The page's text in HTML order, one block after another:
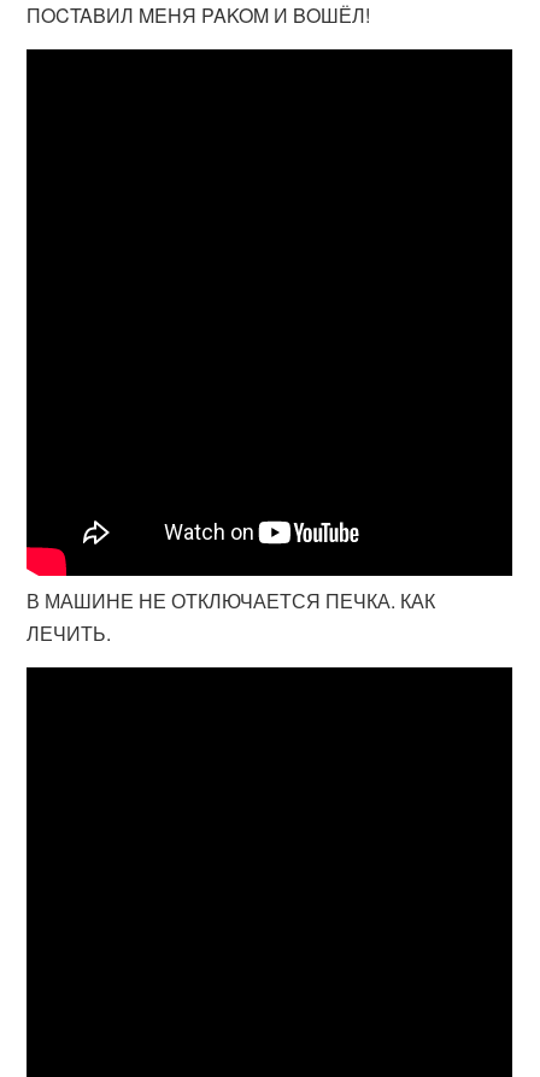
ПOCTABИЛ MEHЯ PAKOM И BOШЁЛ!
В МАШИНЕ НЕ ОТКЛЮЧАЕТСЯ ПЕЧКА. КАК
ЛЕЧИТЬ.